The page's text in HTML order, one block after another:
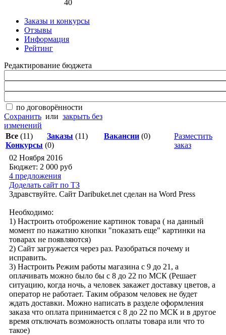
40
Заказы и конкурсы
Отзывы
Информация
Рейтинг
Редактирование бюджета
по договорённости
Сохранить или закрыть без
изменений
Все (11) Заказы (11) Вакансии (0)
Конкурсы (0)
Разместить
заказ
02 Ноября 2016
Бюджет: 2 000 руб
4 предложения
Доделать сайт по ТЗ
Здравствуйте. Сайт Daribuket.net сделан на Word Press
Необходимо:
1) Настроить отоброжение картинок товара ( на данный
момент по нажатию кнопки "показать еще" картинки на
товарах не появляются)
2) Сайт загружается через раз. Разобраться почему и
исправить.
3) Настроить Режим работы магазина с 9 до 21, а
оплачивать можно было бы с 8 до 22 по МСК (Решает
ситуацию, когда ночь, а человек закажет доставку цветов, а
оператор не работает. Таким образом человек не будет
ждать доставки. Можно написать в разделе оформления
заказа что оплата принимается с 8 до 22 по МСК и в другое
время отключать возможность оплаты товара или что то
такое)